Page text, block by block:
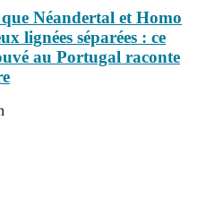
Néandertal et Homo
lignées séparées : ce
au Portugal raconte